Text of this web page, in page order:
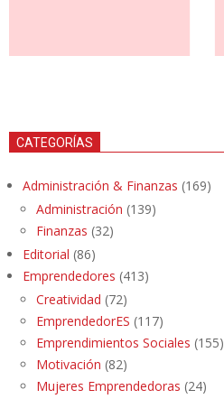
CATEGORÍAS
Administración & Finanzas (169)
Administración (139)
Finanzas (32)
Editorial (86)
Emprendedores (413)
Creatividad (72)
EmprendedorES (117)
Emprendimientos Sociales (155)
Motivación (82)
Mujeres Emprendedoras (24)